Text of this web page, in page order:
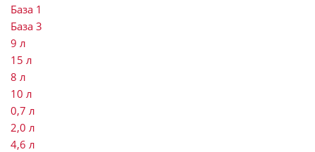
База 1
База 3
9 л
15 л
8 л
10 л
0,7 л
2,0 л
4,6 л